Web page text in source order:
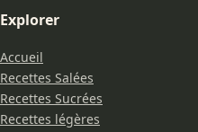
Explorer
Accueil
Recettes Salées
Recettes Sucrées
Recettes légères